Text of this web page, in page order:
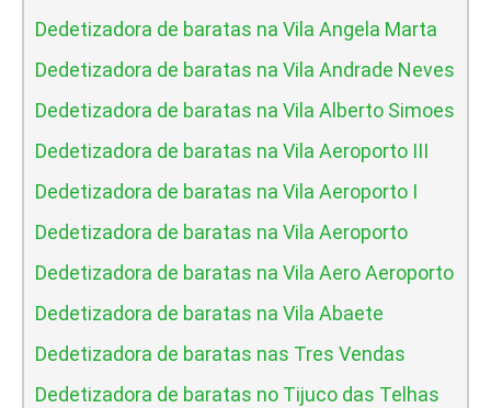
Dedetizadora de baratas na Vila Angela Marta
Dedetizadora de baratas na Vila Andrade Neves
Dedetizadora de baratas na Vila Alberto Simoes
Dedetizadora de baratas na Vila Aeroporto III
Dedetizadora de baratas na Vila Aeroporto I
Dedetizadora de baratas na Vila Aeroporto
Dedetizadora de baratas na Vila Aero Aeroporto
Dedetizadora de baratas na Vila Abaete
Dedetizadora de baratas nas Tres Vendas
Dedetizadora de baratas no Tijuco das Telhas